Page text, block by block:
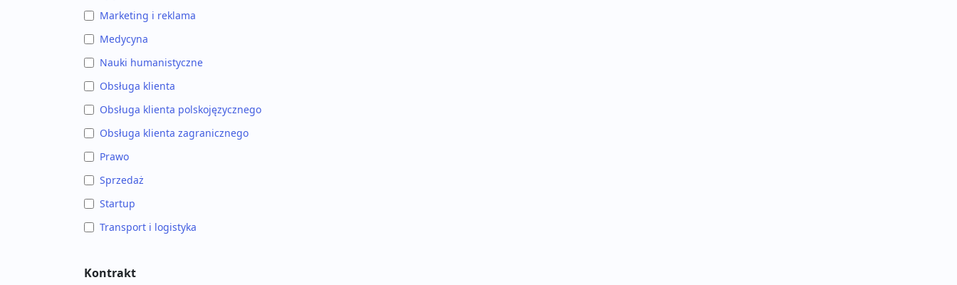
Marketing i reklama
Medycyna
Nauki humanistyczne
Obsługa klienta
Obsługa klienta polskojęzycznego
Obsługa klienta zagranicznego
Prawo
Sprzedaż
Startup
Transport i logistyka
Kontrakt